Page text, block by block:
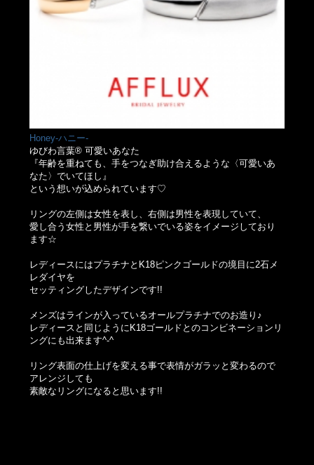
Honey-ハニー-
ゆびわ言葉® 可愛いあなた
『年齢を重ねても、手をつなぎ助け合えるような〈可愛いあ
なた〉でいてほし』
という想いが込められています♡
リングの左側は女性を表し、右側は男性を表現していて、
愛し合う女性と男性が手を繋いでいる姿をイメージしており
ます☆
レディースにはプラチナとK18ピンクゴールドの境目に2石メ
レダイヤを
セッティングしたデザインです!!
メンズはラインが入っているオールプラチナでのお造り♪
レディースと同じようにK18ゴールドとのコンビネーションリ
ングにも出来ます^-^
リング表面の仕上げを変える事で表情がガラッと変わるので
アレンジしても
素敵なリングになると思います!!